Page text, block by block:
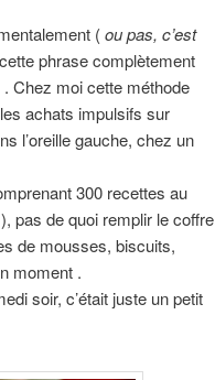
(ou pas, c’est
phrase complètement
Chez moi cette méthode
achats impulsifs sur
l’oreille gauche, chez un
300 recettes au
pas de quoi remplir le coffre
de mousses, biscuits,
moment .
soir, c’était juste un petit